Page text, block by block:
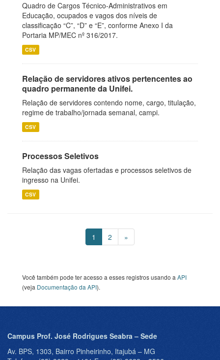
Quadro de Cargos Técnico-Administrativos em
Educação, ocupados e vagos dos níveis de
classificação “C”, “D” e “E”, conforme Anexo I da
Portaria MP/MEC nº 316/2017.
CSV
Relação de servidores ativos pertencentes ao
quadro permanente da Unifei.
Relação de servidores contendo nome, cargo, titulação,
regime de trabalho/jornada semanal, campi.
CSV
Processos Seletivos
Relação das vagas ofertadas e processos seletivos de
ingresso na Unifei.
CSV
1 2 »
Você também pode ter acesso a esses registros usando a API
(veja Documentação da API).
Campus Prof. José Rodrigues Seabra – Sede
Av. BPS, 1303, Bairro Pinheirinho, Itajubá – MG